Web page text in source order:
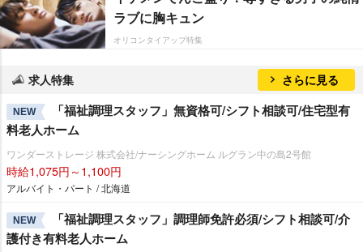
ラブに胸キュン
オリコンタイアップ特集
求人特集 さらに見る
NEW
「福祉調理スタッフ」無資格可/シフト相談可/住宅型有
料老人ホーム
ワンダーストレージ 株式会社/ナーシングホーム ルグラン中の島2号館
時給1,075円～1,100円
アルバイト・パート / 北海道
NEW
「福祉調理スタッフ」調理師免許必須/シフト相談可/介
護付き有料老人ホーム